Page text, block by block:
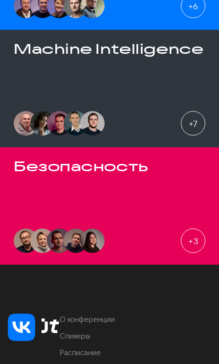
+6
Machine Intelligence
+7
Безопасность
+3
О конференции
Спикеры
Расписание